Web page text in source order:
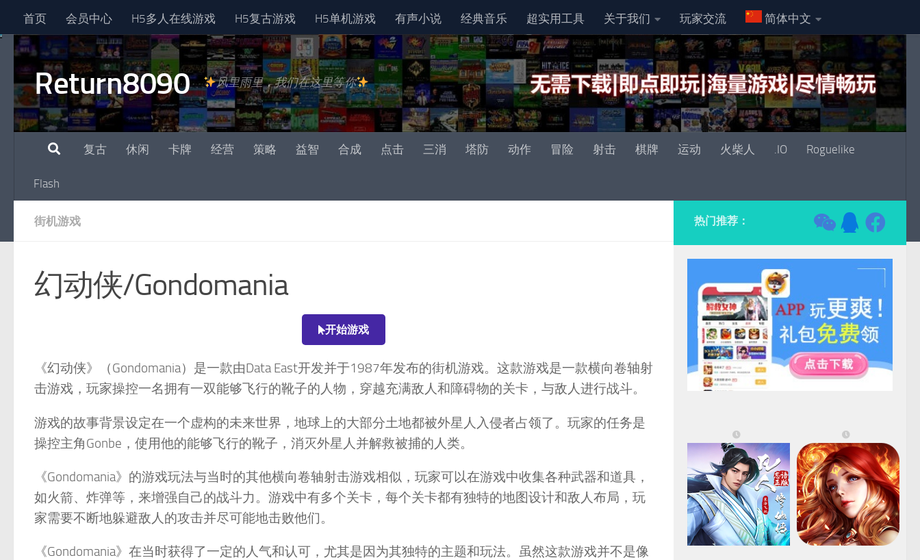
跳至内容
首页 会员中心 H5多人在线游戏 H5复古游戏 H5单机游戏 有声小说 经典音乐 超实用工具 关于我们 玩家交流 简体中文
Return8090 风里雨里，我们在这里等你
复古 休闲 卡牌 经营 策略 益智 合成 点击 三消 塔防 动作 冒险 射击 棋牌 运动 火柴人 .IO Roguelike
Flash
街机游戏
幻动侠/Gondomania
开始游戏
《幻动侠》（Gondomania）是一款由Data East开发并于1987年发布的街机游戏。这款游戏是一款横向卷轴射
击游戏，玩家操控一名拥有一双能够飞行的靴子的人物，穿越充满敌人和障碍物的关卡，与敌人进行战斗。
游戏的故事背景设定在一个虚构的未来世界，地球上的大部分土地都被外星人入侵者占领了。玩家的任务是
操控主角Gonbe，使用他的能够飞行的靴子，消灭外星人并解救被捕的人类。
《Gondomania》的游戏玩法与当时的其他横向卷轴射击游戏相似，玩家可以在游戏中收集各种武器和道具，
如火箭、炸弹等，来增强自己的战斗力。游戏中有多个关卡，每个关卡都有独特的地图设计和敌人布局，玩
家需要不断地躲避敌人的攻击并尽可能地击败他们。
《Gondomania》在当时获得了一定的人气和认可，尤其是因为其独特的主题和玩法。虽然这款游戏并不是像
热门推荐：